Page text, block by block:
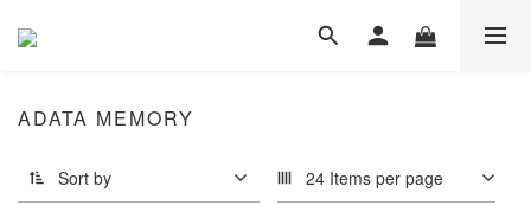
ADATA MEMORY
Sort by 24 Items per page